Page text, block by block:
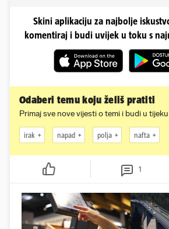
Skini aplikaciju za najbolje
komentiraj i budi uvijek u toku s
Odaberi temu koju želiš pratiti
Primaj sve nove vijesti o temi i budi u tijeku
irak napad polja nafta
1